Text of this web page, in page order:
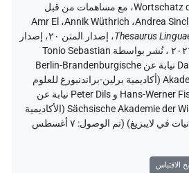
Wortschatz، مع مساهمات من قبل
Andrea، Annik Wüthrich، Amr El
Thesaurus،
إصدار المتن ٢٠، إصدار
تطبيق الويب ۱.٥.٢، ٢٠٢٦/٦/٥ ، نُشر بواسطة Tonio Sebastian
Richter و Daniel A. Werning نيابة عن Berlin-Brandenburgische
Akademie der Wissenschaften (أكاديمية برلين-براندنبورغ للعلوم
والإنسانيات) و Hans-Werner Fischer-Elfert و Peter Dils نيابة عن
Sächsische Akademie der Wissenschaften zu Leipzig (الأكاديمية
في لايبزيغ) (تم الوصول:
٧ أغسطس
الاقتباس